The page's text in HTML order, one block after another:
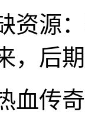
资源
，后
血传